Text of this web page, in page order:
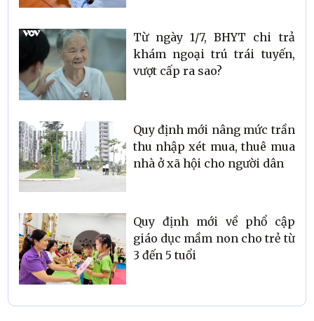
Từ ngày 1/7, BHYT chi trả
khám ngoại trú trái tuyến,
vượt cấp ra sao?
Quy định mới nâng mức trần
thu nhập xét mua, thuê mua
nhà ở xã hội cho người dân
Quy định mới về phổ cập
giáo dục mầm non cho trẻ từ
3 đến 5 tuổi